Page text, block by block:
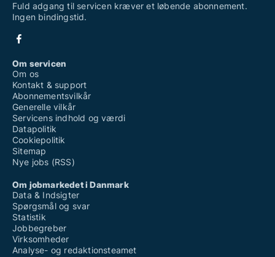
Fuld adgang til servicen kræver et løbende abonnement.
Ingen bindingstid.
Om servicen
Om os
Kontakt & support
Abonnementsvilkår
Generelle vilkår
Servicens indhold og værdi
Datapolitik
Cookiepolitik
Sitemap
Nye jobs (RSS)
Om jobmarkedet i Danmark
Data & Indsigter
Spørgsmål og svar
Statistik
Jobbegreber
Virksomheder
Analyse- og redaktionsteamet